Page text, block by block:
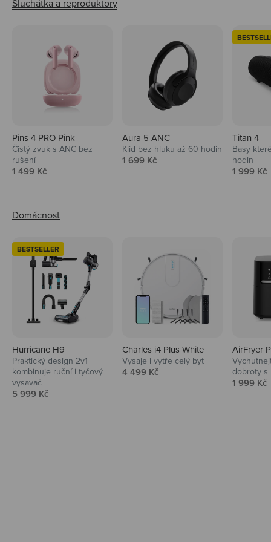
Pins 4 PRO Pink
Čistý zvuk s ANC bez
rušení
Prodejní cena
1 499 Kč
Aura 5 ANC
Klid bez hluku až 60 hodin
Prodejní cena
1 699 Kč
Titan 4
Basy
hodin
Prodejní
1 999 Kč
BESTSELLER
Hurricane H9
Praktický design 2v1
kombinuje ruční i tyčový
vysavač
Prodejní cena
5 999 Kč
Charles i4 Plus White
Vysaje i vytře celý byt
Prodejní cena
4 499 Kč
AirFryer
dobroty s
Prodejní
1 999 Kč
Audio
Niceboy sluchátka a repráky ti padnou
do noty.